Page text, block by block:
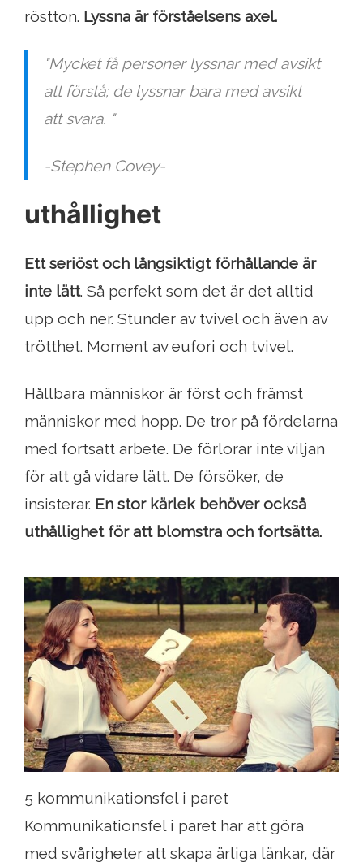
röstton. Lyssna är förståelsens axel.
"Mycket få personer lyssnar med avsikt
att förstå; de lyssnar bara med avsikt
att svara. "
-Stephen Covey-
uthållighet
Ett seriöst och långsiktigt förhållande är
inte lätt. Så perfekt som det är det alltid
upp och ner. Stunder av tvivel och även av
trötthet. Moment av eufori och tvivel.
Hållbara människor är först och främst
människor med hopp. De tror på fördelarna
med fortsatt arbete. De förlorar inte viljan
för att gå vidare lätt. De försöker, de
insisterar. En stor kärlek behöver också
uthållighet för att blomstra och fortsätta.
5 kommunikationsfel i paret
Kommunikationsfel i paret har att göra
med svårigheter att skapa ärliga länkar, där